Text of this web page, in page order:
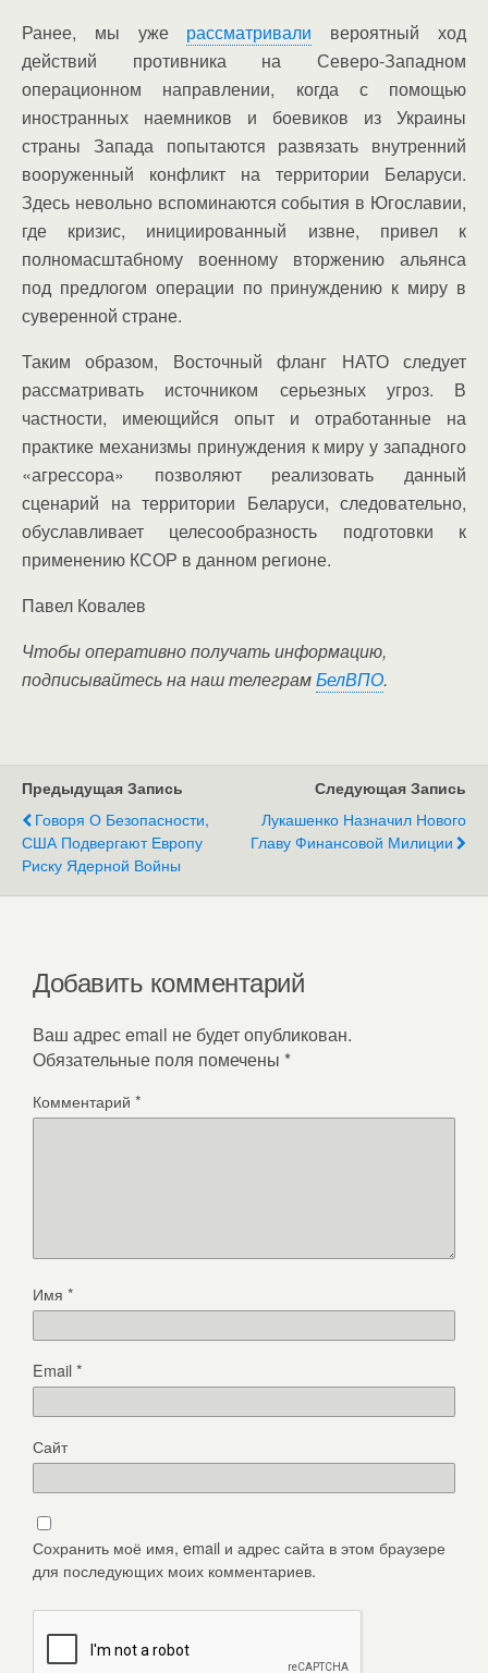
Ранее, мы уже рассматривали вероятный ход
действий противника на Северо-Западном
операционном направлении, когда с помощью
иностранных наемников и боевиков из Украины
страны Запада попытаются развязать внутренний
вооруженный конфликт на территории Беларуси.
Здесь невольно вспоминаются события в Югославии,
где кризис, инициированный извне, привел к
полномасштабному военному вторжению альянса
под предлогом операции по принуждению к миру в
суверенной стране.
Таким образом, Восточный фланг НАТО следует
рассматривать источником серьезных угроз. В
частности, имеющийся опыт и отработанные на
практике механизмы принуждения к миру у западного
«агрессора» позволяют реализовать данный
сценарий на территории Беларуси, следовательно,
обуславливает целесообразность подготовки к
применению КСОР в данном регионе.
Павел Ковалев
Чтобы оперативно получать информацию,
подписывайтесь на наш телеграмБелВПО.
Предыдущая Запись
Говоря О Безопасности,
США Подвергают Европу
Риску Ядерной Войны
Следующая Запись
Лукашенко Назначил Нового
Главу Финансовой Милиции
Добавить комментарий
Ваш адрес email не будет опубликован.
Обязательные поля помечены *
Комментарий *
Имя *
Email*
Сайт
Сохранить моё имя, email и адрес сайта в этом браузере
для последующих моих комментариев.